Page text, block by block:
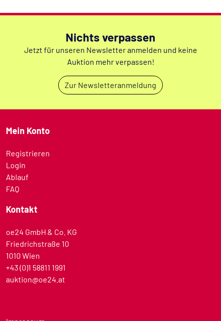
Nichts verpassen
Jetzt für unseren Newsletter anmelden und keine
Auktion mehr verpassen!
Zur Newsletteranmeldung
Mein Konto
Registrieren
Login
Ablauf
FAQ
Kontakt
oe24 GmbH & Co. KG
Friedrichstraße 10
1010 Wien
+43 (0)1 58811 1991
auktion@oe24.at